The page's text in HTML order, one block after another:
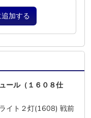
加する
ール（１６０８仕
イト２灯(1608) 戦前